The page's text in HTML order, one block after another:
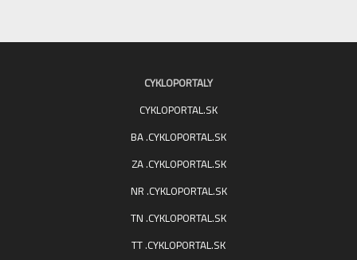
CYKLOPORTALY
CYKLOPORTAL.SK
BA .CYKLOPORTAL.SK
ZA .CYKLOPORTAL.SK
NR .CYKLOPORTAL.SK
TN .CYKLOPORTAL.SK
TT .CYKLOPORTAL.SK